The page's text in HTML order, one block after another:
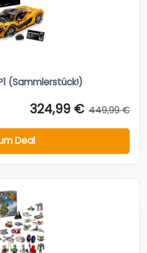
(Sammlerstück!)
324,99 € 449,99 €
Deal